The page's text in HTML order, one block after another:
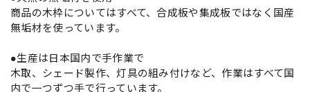
商品の木枠についてはすべて、合成板や集成板ではなく国産
無垢材を使っています。
●生産は日本国内で手作業で
木取、シェード製作、灯具の組み付けなど、作業はすべて国
内で一つずつ手で行っています。